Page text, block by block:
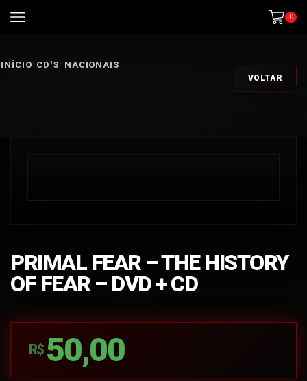
0
INÍCIO CD'S NACIONAIS
VOLTAR
PRIMAL FEAR – THE HISTORY
OF FEAR – DVD + CD
R$ 50,00